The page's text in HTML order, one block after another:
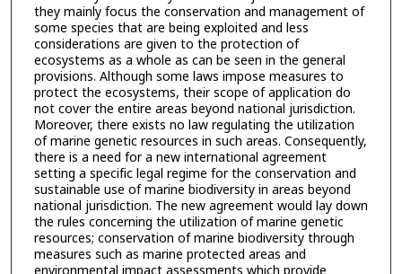
they mainly focus the conservation and management of
some species that are being exploited and less
considerations are given to the protection of
ecosystems as a whole as can be seen in the general
provisions. Although some laws impose measures to
protect the ecosystems, their scope of application do
not cover the entire areas beyond national jurisdiction.
Moreover, there exists no law regulating the utilization
of marine genetic resources in such areas. Consequently,
there is a need for a new international agreement
setting a specific legal regime for the conservation and
sustainable use of marine biodiversity in areas beyond
national jurisdiction. The new agreement would lay down
the rules concerning the utilization of marine genetic
resources; conservation of marine biodiversity through
measures such as marine protected areas and